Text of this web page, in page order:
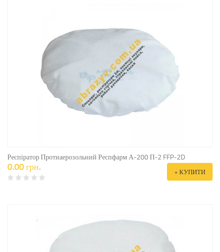
Респіратор Протиаерозольний Респфарм А-200 П-2 FFP-2D
0.00 грн. + КУПИТИ